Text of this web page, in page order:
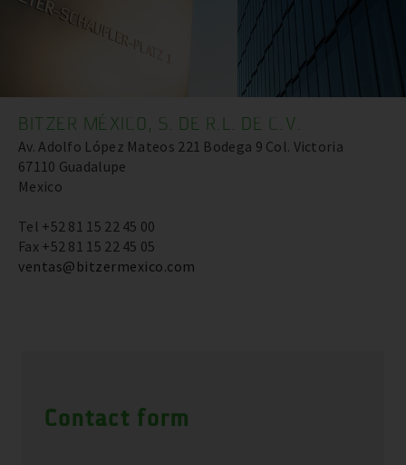
BITZER MÉXICO, S. DE R.L. DE C.V.
Av. Adolfo López Mateos 221 Bodega 9 Col. Victoria
67110 Guadalupe
Mexico
Tel +52 81 15 22 45 00
Fax +52 81 15 22 45 05
ventas@bitzermexico.com
Contact form